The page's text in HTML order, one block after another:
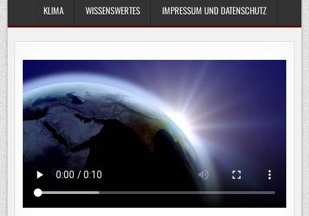
KLIMA WISSENSWERTES IMPRESSUM UND DATENSCHUTZ